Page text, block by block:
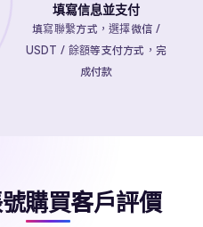
填寫信息並支付
填寫聯繫方式，選擇微信 /
USDT / 餘額等支付方式，完
成付款
購買客戶評價